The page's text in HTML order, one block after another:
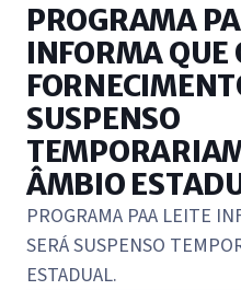
PROGRAMA
INFORMA QUE
SUSPENSO
ÂMBIO
PROGRAMA PAA LEITE
SERÁ SUSPENSO
ESTADUAL.